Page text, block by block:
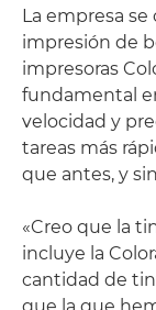
La empresa
impresión de
impresoras
fundamental
velocidad y
tareas más
que antes, y
«Creo que la
incluye la
cantidad de